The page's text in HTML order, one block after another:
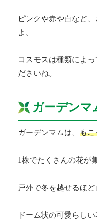
ピンクや赤や白など
よ。
コスモスは種類によ
ださいね。
ガーデンマ
ガーデンマムは、 もこ
1株でたくさんの花が
戸外で冬を越せるほ
ドーム状の可愛らし